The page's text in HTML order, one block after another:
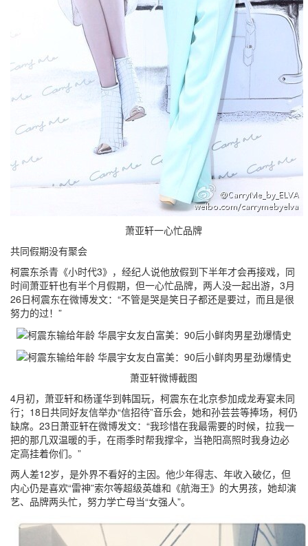
萧亚轩一心忙品牌
共同假期没有聚会
柯震东杀青《小时代3》，经纪人说他放假到下半年才会再接戏，同
时间萧亚轩也有半个月假期，但一心忙品牌，两人没一起出游，3月
26日柯震东在微博发文：“不管是哭是笑日子都还是要过，而且是很
努力的过！”
萧亚轩微博截图
4月初，萧亚轩和杨谨华到韩国玩，柯震东在北京参加成龙寿宴未同
行；18日共同好友信举办“信招待”音乐会，她和孙芸芸等捧场，柯仍
缺席。23日萧亚轩在微博发文：“我珍惜在我最需要的时候，拉我一
把的那几双温暖的手，在雨季时帮我撑伞，当艳阳高照时我身边必
定高挂着你们。”
两人差12岁，是外界不看好的主因。他少年得志、年收入破亿，但
内心仍是喜欢“雷神”索尔等超级英雄和《航海王》的大男孩，她却演
艺、品牌两头忙，努力学亡母当“女强人”。